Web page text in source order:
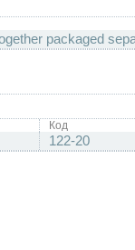
packaged
Код
122-20